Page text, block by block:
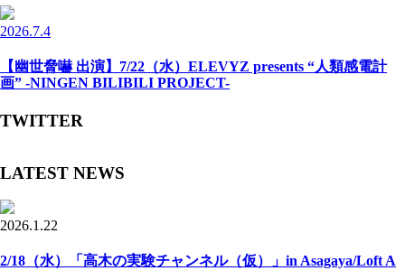
2026.7.4
【幽世脅嚇 出演】7/22（水）ELEVYZ presents “人類感電計
画” -NINGEN BILIBILI PROJECT-
TWITTER
LATEST NEWS
2026.1.22
2/18（水）「高木の実験チャンネル（仮）」in Asagaya/Loft A